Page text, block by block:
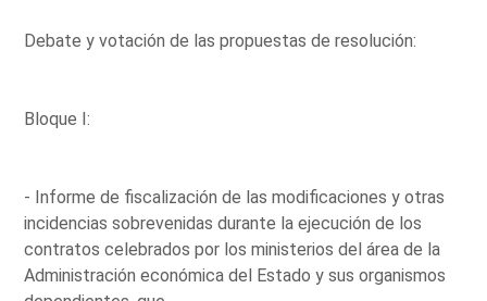
Debate y votación de las propuestas de resolución:
Bloque I:
- Informe de fiscalización de las modificaciones y otras
incidencias sobrevenidas durante la ejecución de los
contratos celebrados por los ministerios del área de la
Administración económica del Estado y sus organismos